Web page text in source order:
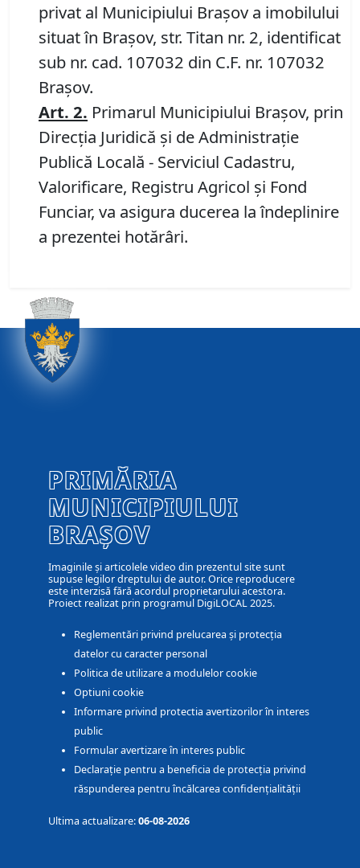
privat al Municipiului Brașov a imobilului
situat în Brașov, str. Titan nr. 2, identificat
sub nr. cad. 107032 din C.F. nr. 107032
Brașov.
Art. 2. Primarul Municipiului Brașov, prin
Direcția Juridică și de Administrație
Publică Locală - Serviciul Cadastru,
Valorificare, Registru Agricol și Fond
Funciar, va asigura ducerea la îndeplinire
a prezentei hotărâri.
PRIMĂRIA
MUNICIPIULUI
BRAȘOV
Imaginile și articolele video din prezentul site sunt
supuse legilor dreptului de autor. Orice reproducere
este interzisă fără acordul proprietarului acestora.
Proiect realizat prin programul DigiLOCAL 2025.
Reglementări privind prelucarea și protecția
datelor cu caracter personal
Politica de utilizare a modulelor cookie
Optiuni cookie
Informare privind protectia avertizorilor în interes
public
Formular avertizare în interes public
Declarație pentru a beneficia de protecția privind
răspunderea pentru încălcarea confidențialității
Ultima actualizare:06-08-2026